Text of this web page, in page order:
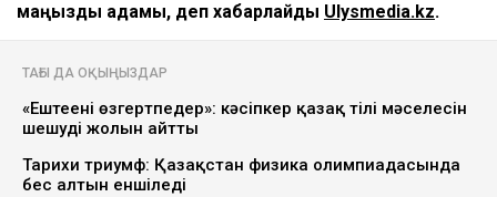
маңызды қадамы, деп хабарлайды Ulysmedia.kz.
ТАҒЫ ДА ОҚЫҢЫЗДАР
«Ештеңені өзгертпеңдер»: кәсіпкер қазақ тілі мәселесін
шешудің жолын айтты
Тарихи триумф: Қазақстан физика олимпиадасында
бес алтын еншіледі